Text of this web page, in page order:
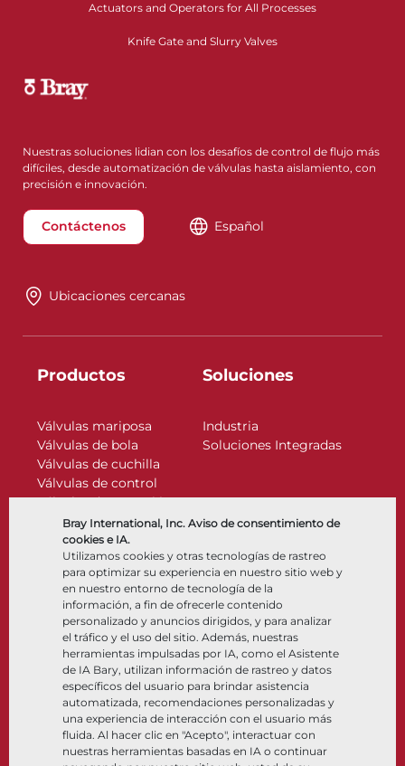
Bray International, Inc. Aviso de consentimiento de
cookies e IA.
Utilizamos cookies y otras tecnologías de rastreo
para optimizar su experiencia en nuestro sitio web y
en nuestro entorno de tecnología de la
información, a fin de ofrecerle contenido
personalizado y anuncios dirigidos, y para analizar
el tráfico y el uso del sitio. Además, nuestras
herramientas impulsadas por IA, como el Asistente
de IA Bary, utilizan información de rastreo y datos
específicos del usuario para brindar asistencia
automatizada, recomendaciones personalizadas y
una experiencia de interacción con el usuario más
fluida. Al hacer clic en "Acepto", interactuar con
nuestras herramientas basadas en IA o continuar
Actuators and Operators for All Processes
Knife Gate and Slurry Valves
Nuestras soluciones lidian con los desafíos de control de flujo más
difíciles, desde automatización de válvulas hasta aislamiento, con
precisión e innovación.
Contáctenos Español
Ubicaciones cercanas
Productos
Válvulas mariposa
Válvulas de bola
Válvulas de cuchilla
Válvulas de control
Válvulas de retención
Actuadores
Accesorios de control
Criogénico
Soluciones
Industria
Soluciones Integradas
Compañía
Nosotros
Ubicaciones
Asociación
Sostenibilidad
Portal del cliente
Recursos
Documentos
Centro de información
Software
Selección de materiales